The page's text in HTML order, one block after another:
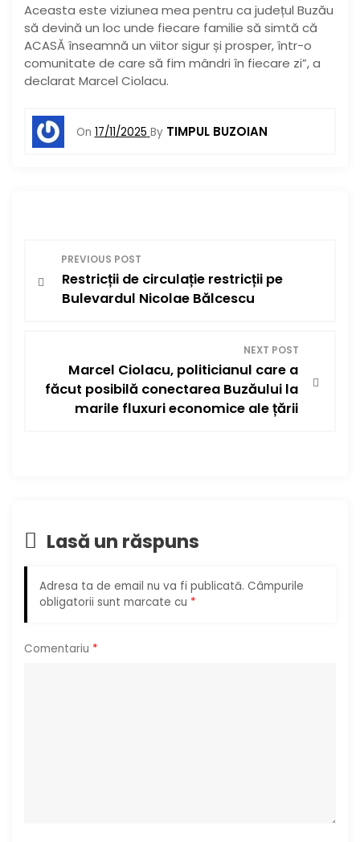
Aceasta este viziunea mea pentru ca județul Buzău
să devină un loc unde fiecare familie să simtă că
ACASĂ înseamnă un viitor sigur și prosper, într-o
comunitate de care să fim mândri în fiecare zi”, a
declarat Marcel Ciolacu.
On 17/11/2025 By TIMPUL BUZOIAN
a
î
n
r
PREVIOUS POST
Restricții de circulație restricții pe
Bulevardul Nicolae Bălcescu
NEXT POST
Marcel Ciolacu, politicianul care a
făcut posibilă conectarea Buzăului la
marile fluxuri economice ale țării
Lasă un răspuns
Adresa ta de email nu va fi publicată. Câmpurile
obligatorii sunt marcate cu *
Comentariu *